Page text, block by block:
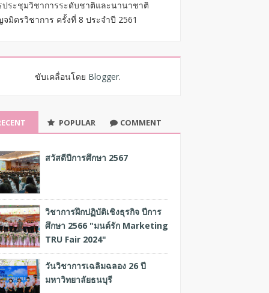
ประชุมวิชาการระดับชาติและนานาชาติ
จมิตรวิชาการ ครั้งที่ 8 ประจำปี 2561
ขับเคลื่อนโดย Blogger.
POPULAR COMMENT
สวัสดีปีการศึกษา 2567
วิชาการฝึกปฏิบัติเชิงธุรกิจ ปีการ
ศึกษา 2566 "มนต์รัก Marketing
TRU Fair 2024"
วันวิชาการเฉลิมฉลอง 26 ปี
มหาวิทยาลัยธนบุรี